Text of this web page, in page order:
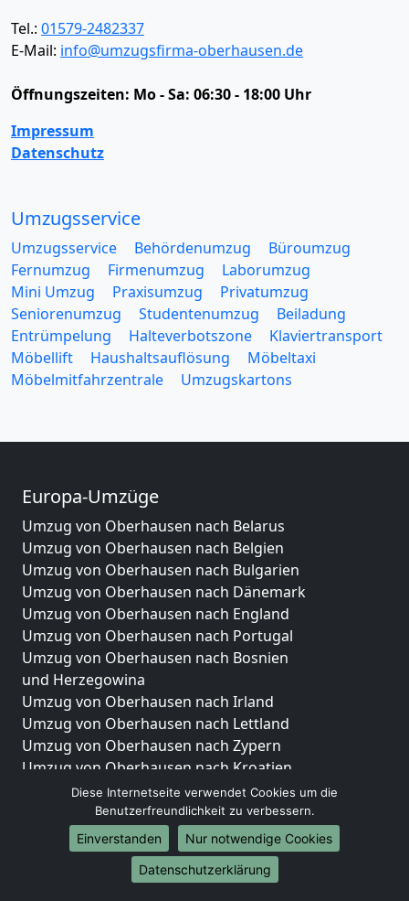
Tel.: 01579-2482337
E-Mail: info@umzugsfirma-oberhausen.de
Öffnungszeiten: Mo - Sa: 06:30 - 18:00 Uhr
Impressum
Datenschutz
Umzugsservice
Umzugsservice Behördenumzug
Büroumzug
Fernumzug
Firmenumzug
Laborumzug
Mini Umzug
Praxisumzug
Privatumzug
Seniorenumzug
Studentenumzug
Beiladung
Entrümpelung
Halteverbotszone
Klaviertransport
Möbellift
Haushaltsauflösung
Möbeltaxi
Möbelmitfahrzentrale
Umzugskartons
Europa-Umzüge
Umzug von Oberhausen nach Belarus
Umzug von Oberhausen nach Belgien
Umzug von Oberhausen nach Bulgarien
Umzug von Oberhausen nach Dänemark
Umzug von Oberhausen nach England
Umzug von Oberhausen nach Portugal
Umzug von Oberhausen nach Bosnien
und Herzegowina
Umzug von Oberhausen nach Irland
Umzug von Oberhausen nach Lettland
Umzug von Oberhausen nach Zypern
Umzug von Oberhausen nach Kroatien
Umzug von Oberhausen nach Estland
Umzug von Oberhausen nach Finnland
Umzug von Oberhausen nach Frankreich
Umzug von Oberhausen nach Griechenland
Umzug von Oberhausen nach Italien
Diese Internetseite verwendet Cookies um die
Benutzerfreundlichkeit zu verbessern.
Einverstanden
Nur notwendige Cookies
Datenschutzerklärung